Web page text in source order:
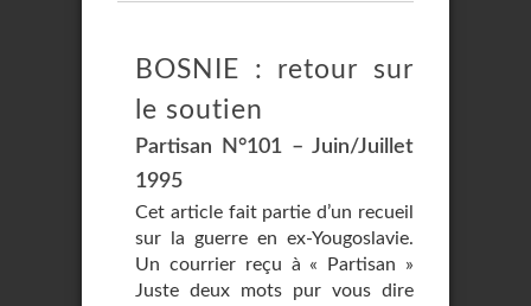
BOSNIE : retour sur
le soutien
Partisan N°101 – Juin/Juillet
1995
Cet article fait partie d’un recueil
sur la guerre en ex-Yougoslavie.
Un courrier reçu à « Partisan »
Juste deux mots pur vous dire